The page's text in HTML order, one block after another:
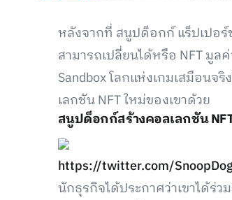
หลังจากที่ สนูปด็อกก์ แร็ปเปอ
สามารถเปลี่ยนได้หรือ NFT มู
Sandbox โลกแห่งเกมเสมือนจ
เลกชัน NFT ใหม่ของเขาด้วย
สนูปด็อกก์สร้างคอลเลกชัน
https://twitter.com/
นักธุรกิจได้ประกาศว่าเขาได้ร่ว